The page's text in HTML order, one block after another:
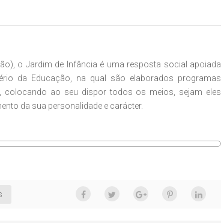
o Jardim de Infância é uma resposta social apoiada
da Educação, na qual são elaborados programas
colocando ao seu dispor todos os meios, sejam eles
da sua personalidade e carácter.